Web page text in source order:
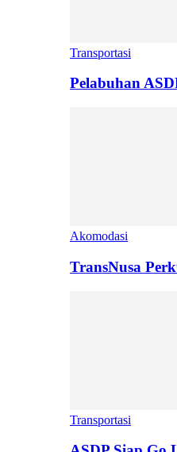
Transportasi
Pelabuhan
Akomodasi
TransNusa
Transportasi